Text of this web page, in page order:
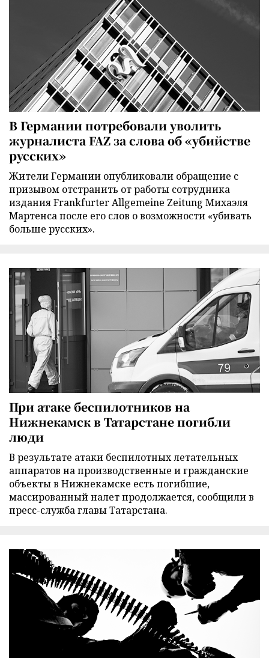
В Германии потребовали уволить
журналиста FAZ за слова об «убийстве
русских»
Жители Германии опубликовали обращение с
призывом отстранить от работы сотрудника
издания Frankfurter Allgemeine Zeitung Михаэля
Мартенса после его слов о возможности «убивать
больше русских».
При атаке беспилотников на
Нижнекамск в Татарстане погибли
люди
В результате атаки беспилотных летательных
аппаратов на производственные и гражданские
объекты в Нижнекамске есть погибшие,
массированный налет продолжается, сообщили в
пресс-служба главы Татарстана.